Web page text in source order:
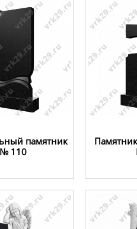
памятник
110